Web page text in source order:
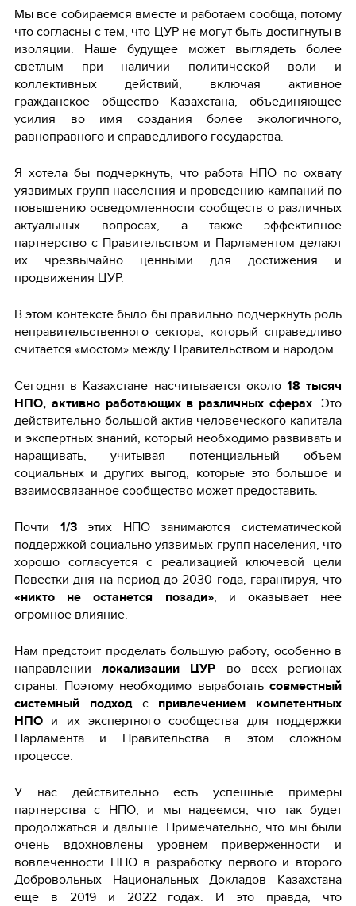
Мы все собираемся вместе и работаем сообща, потому
что согласны с тем, что ЦУР не могут быть достигнуты в
изоляции. Наше будущее может выглядеть более
светлым при наличии политической воли и
коллективных действий, включая активное
гражданское общество Казахстана, объединяющее
усилия во имя создания более экологичного,
равноправного и справедливого государства.
Я хотела бы подчеркнуть, что работа НПО по охвату
уязвимых групп населения и проведению кампаний по
повышению осведомленности сообществ о различных
актуальных вопросах, а также эффективное
партнерство с Правительством и Парламентом делают
их чрезвычайно ценными для достижения и
продвижения ЦУР.
В этом контексте было бы правильно подчеркнуть роль
неправительственного сектора, который справедливо
считается «мостом» между Правительством и народом.
Сегодня в Казахстане насчитывается около 18 тысяч
НПО, активно работающих в различных сферах. Это
действительно большой актив человеческого капитала
и экспертных знаний, который необходимо развивать и
наращивать, учитывая потенциальный объем
социальных и других выгод, которые это большое и
взаимосвязанное сообщество может предоставить.
Почти 1/3этих НПО занимаются систематической
поддержкой социально уязвимых групп населения, что
хорошо согласуется с реализацией ключевой цели
Повестки дня на период до 2030 года, гарантируя, что
«никто не останется позади», и оказывает нее
огромное влияние.
Нам предстоит проделать большую работу, особенно в
направлениилокализации ЦУР во всех регионах
страны. Поэтому необходимо выработать совместный
системный подходс привлечением компетентных
НПО и их экспертного сообщества для поддержки
Парламента и Правительства в этом сложном
процессе.
У нас действительно есть успешные примеры
партнерства с НПО, и мы надеемся, что так будет
продолжаться и дальше. Примечательно, что мы были
очень вдохновлены уровнем приверженности и
вовлеченности НПО в разработку первого и второго
Добровольных Национальных Докладов Казахстана
еще в 2019 и 2022 годах. И это правда, что